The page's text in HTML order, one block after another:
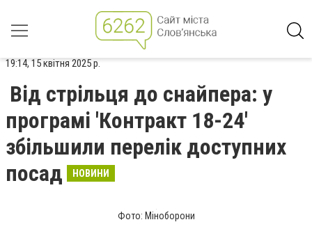
19:14, 15 квітня 2025 р.
Від стрільця до снайпера: у
програмі 'Контракт 18-24'
збільшили перелік доступних
посад
НОВИНИ
Фото: Міноборони